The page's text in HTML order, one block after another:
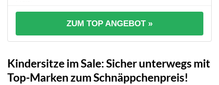
ZUM TOP ANGEBOT »
Kindersitze im Sale: Sicher unterwegs mit
Top-Marken zum Schnäppchenpreis!